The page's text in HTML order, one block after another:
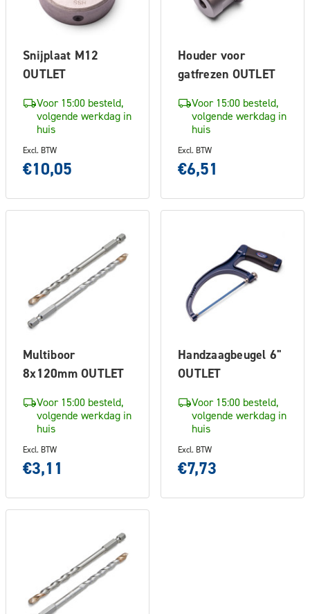
Snijplaat M12
OUTLET
Voor 15:00 besteld,
volgende werkdag in
huis
Excl. BTW
€10,05
Houder voor
gatfrezen OUTLET
Voor 15:00 besteld,
volgende werkdag in
huis
Excl. BTW
€6,51
Multiboor
8x120mm OUTLET
Voor 15:00 besteld,
volgende werkdag in
huis
Excl. BTW
€3,11
Handzaagbeugel 6"
OUTLET
Voor 15:00 besteld,
volgende werkdag in
huis
Excl. BTW
€7,73